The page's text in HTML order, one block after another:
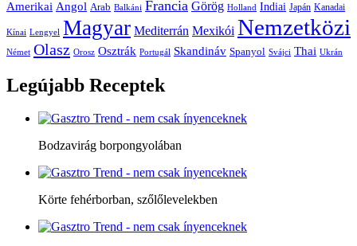
Amerikai Angol Arab Balkáni Francia Görög Holland Indiai Japán Kanadai
Kínai Lengyel Magyar Mediterrán Mexikói Nemzetközi
Német Olasz Orosz Osztrák Portugál Skandináv Spanyol Svájci Thai Ukrán
Legújabb Receptek
Bodzavirág borpongyolában
Körte fehérborban, szőlőlevelekben